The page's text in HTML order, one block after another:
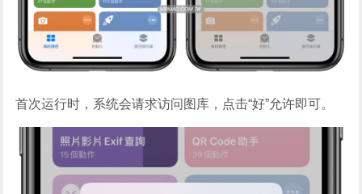
首次运行时，系统会请求访问图库，点击“好”允许即可。